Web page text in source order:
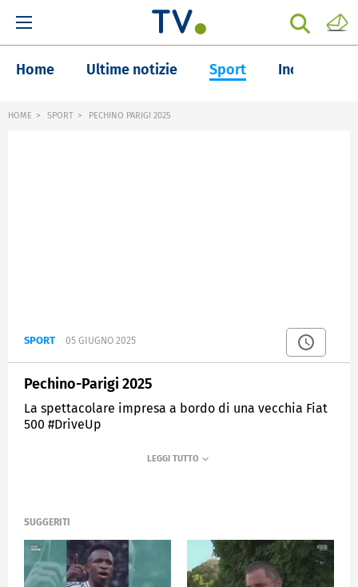
Home Ultime notizie Sport Inchieste
HOME SPORT PECHINO PARIGI 2025
SPORT 05 GIUGNO 2025
Pechino-Parigi 2025
La spettacolare impresa a bordo di una vecchia Fiat
500 #DriveUp
SPORTMEDIASET
SUGGERITI